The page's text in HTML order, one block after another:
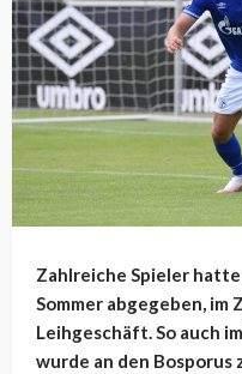
Zahlreiche Spieler hatte
Sommer abgegeben,
Leihgeschäft. So auch
wurde an den Bosporus